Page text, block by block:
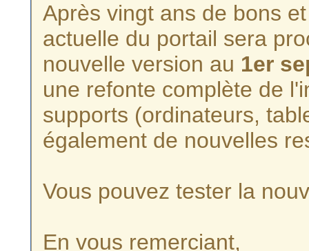
Après vingt ans de bons
actuelle du portail sera
nouvelle version au 1er
une refonte complète de
supports (ordinateurs,
également de nouvelles
Vous pouvez tester la
En vous remerciant,